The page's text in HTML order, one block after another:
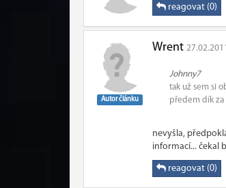
reagovat (0)
Autor článku
Wrent
Johnny7
tak už sem si
předem dík
nevyšla,
informací... čekal
reagovat (0)